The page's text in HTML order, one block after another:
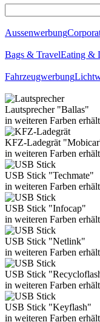
Aussenwerbung
Bags & TravelEating &
Fahrzeugwerbung
Lautsprecher "Ballas"
in weiteren Farben
KFZ-Ladegrät
in weiteren Farben
USB Stick "Techmate"
in weiteren Farben
USB Stick "Infocap"
in weiteren Farben
USB Stick "Netlink"
in weiteren Farben
USB Stick
in weiteren Farben
USB Stick "Keyflash"
in weiteren Farben